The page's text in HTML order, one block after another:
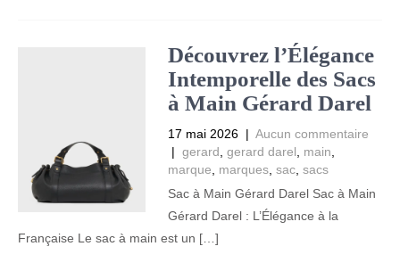
Découvrez l’Élégance
Intemporelle des Sacs
à Main Gérard Darel
17 mai 2026 | Aucun commentaire
| gerard gerard darel main
marque
marques, sac, sacs
Sac à Main Gérard Darel Sac à Main
Gérard Darel : L’Élégance à la
Française Le sac à main est un […]